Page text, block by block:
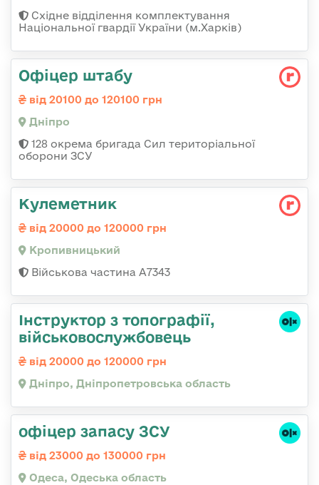
Східне відділення комплектування
Національної гвардії України (м.Харків)
Офіцер штабу
від 20100 до 120100 грн
Дніпро
128 окрема бригада Сил територіальної
оборони ЗСУ
Кулеметник
від 20000 до 120000 грн
Кропивницький
Військова частина А7343
Інструктор з топографії,
військовослужбовець
від 20000 до 120000 грн
Дніпро, Дніпропетровська область
офіцер запасу ЗСУ
від 23000 до 130000 грн
Одеса, Одеська область